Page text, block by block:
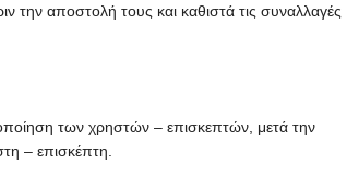
αποστολή τους και καθιστά τις συναλλαγές
των χρηστών – επισκεπτών, μετά την
– επισκέπτη.